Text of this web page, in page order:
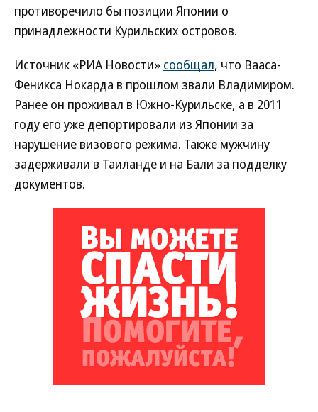
противоречило бы позиции Японии о
принадлежности Курильских островов.
Источник «РИА Новости» сообщал, что Вааса-
Феникса Нокарда в прошлом звали Владимиром.
Ранее он проживал в Южно-Курильске, а в 2011
году его уже депортировали из Японии за
нарушение визового режима. Также мужчину
задерживали в Таиланде и на Бали за подделку
документов.